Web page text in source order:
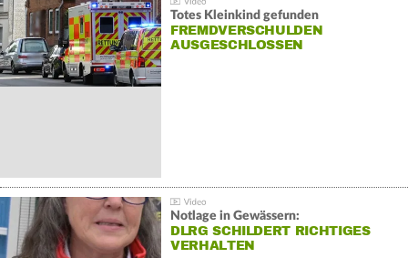
Totes Kleinkind gefunden
FREMDVERSCHULDEN
AUSGESCHLOSSEN
Notlage in Gewässern:
DLRG SCHILDERT RICHTIGES
VERHALTEN